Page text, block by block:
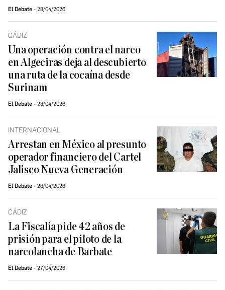
El Debate 28/04/2026
CÁDIZ
Una operación contra el narco
en Algeciras deja al descubierto
una ruta de la cocaína desde
Surinam
El Debate 28/04/2026
INTERNACIONAL
Arrestan en México al presunto
operador financiero del Cartel
Jalisco Nueva Generación
El Debate 28/04/2026
CÁDIZ
La Fiscalía pide 42 años de
prisión para el piloto de la
narcolancha de Barbate
El Debate 27/04/2026